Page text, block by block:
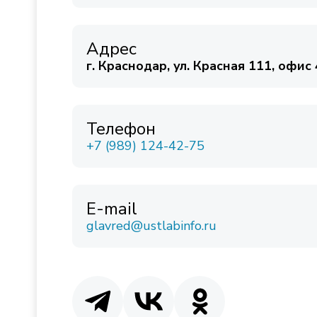
Адрес
г. Краснодар, ул. Красная 111, офис
Телефон
+7 (989) 124-42-75
E-mail
glavred@ustlabinfo.ru